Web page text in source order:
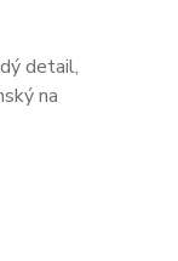
detail,
na